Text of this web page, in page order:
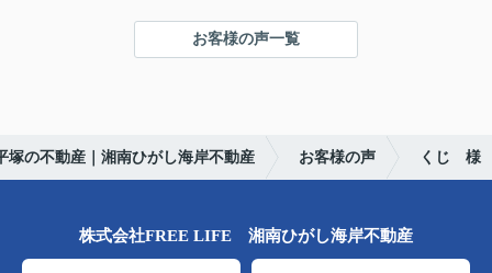
します 東海岸不動産の皆様本当にありがとうござ
いました。
お客様の声一覧
塚の不動産｜湘南ひがし海岸不動産 お客様の声 くじ 様
株式会社FREE LIFE 湘南ひがし海岸不動産